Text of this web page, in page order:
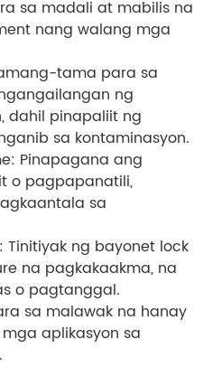
sa madali at mabilis na
nang walang mga
tama para sa
ng
dahil pinapaliit ng
sa kontaminasyon.
Pinapagana ang
o pagpapanatili,
sa
Tinitiyak ng bayonet lock
na pagkakaakma, na
o pagtanggal.
sa malawak na hanay
aplikasyon sa